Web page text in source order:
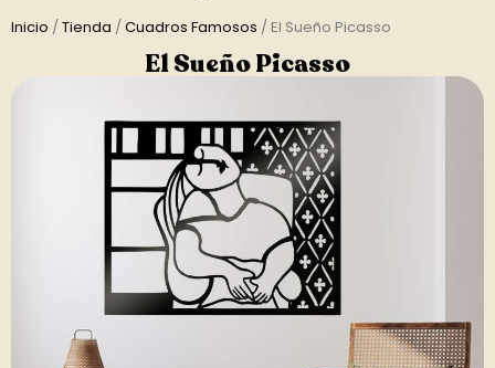
Inicio /Tienda /Cuadros Famosos / El Sueño Picasso
El Sueño Picasso